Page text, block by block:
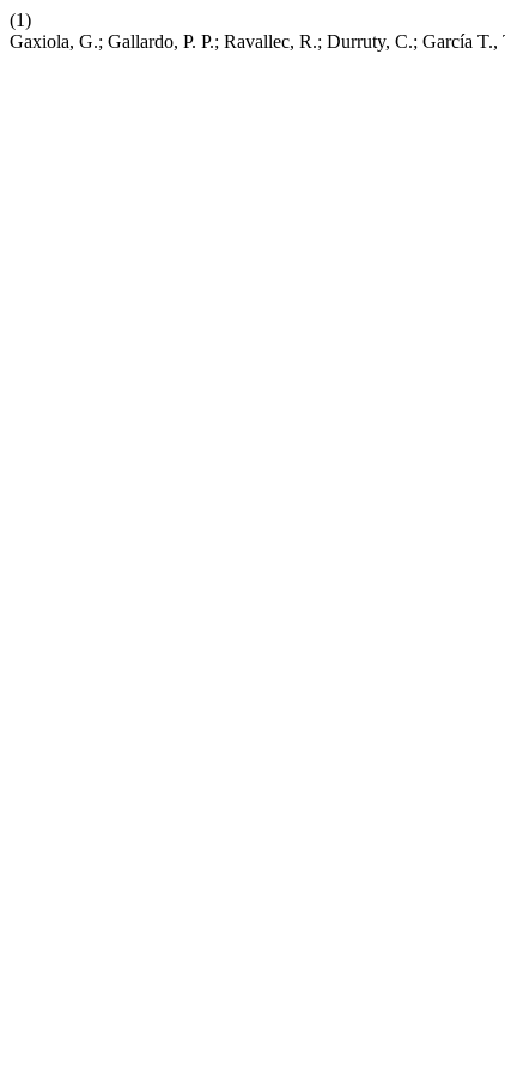
(1)
Gaxiola, G.; Gallardo, P. P.; Ravallec, R.; Durruty, C.; García